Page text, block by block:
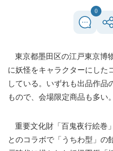
0
東京都墨田区の江戸東京博
に妖怪をキャラクターにした
している。いずれも出品作品
もので、会場限定商品も多い。
重要文化財「百鬼夜行絵巻
とのコラボで「うちわ型」の